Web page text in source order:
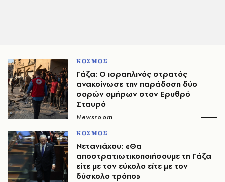
ΚΟΣΜΟΣ
Γάζα: Ο ισραηλινός στρατός
ανακοίνωσε την παράδοση δύο
σορών ομήρων στον Ερυθρό
Σταυρό
Newsroom
ΚΟΣΜΟΣ
Νετανιάχου: «Θα
αποστρατιωτικοποιήσουμε τη Γάζα
είτε με τον εύκολο είτε με τον
δύσκολο τρόπο»